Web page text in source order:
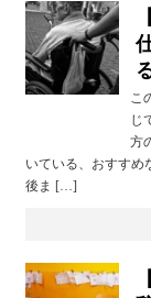
こ
じ
方
いている、おすすめ
後ま […]